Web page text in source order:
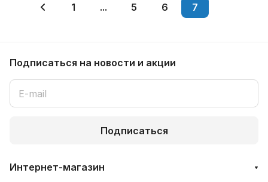
1 ... 5 6 7
Подписаться на новости и акции
Подписаться
Интернет-магазин